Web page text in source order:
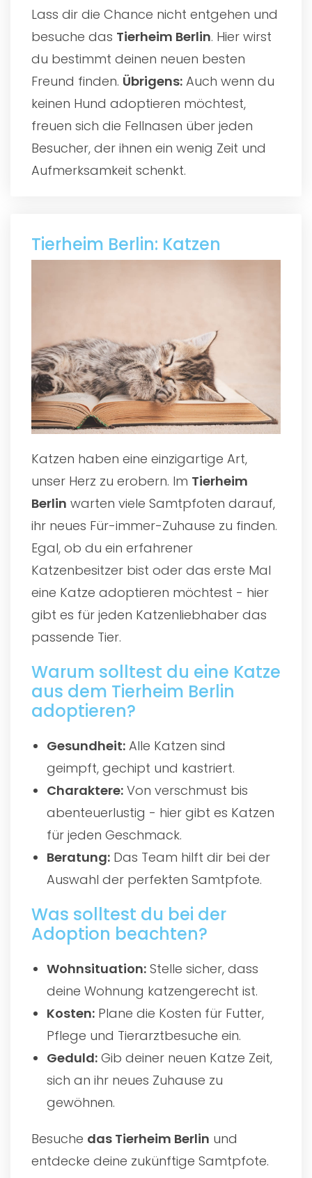
Lass dir die Chance nicht entgehen und
besuche das Tierheim Berlin. Hier wirst
du bestimmt deinen neuen besten
Freund finden. Übrigens: Auch wenn du
keinen Hund adoptieren möchtest,
freuen sich die Fellnasen über jeden
Besucher, der ihnen ein wenig Zeit und
Aufmerksamkeit schenkt.
Tierheim Berlin: Katzen
Katzen haben eine einzigartige Art,
unser Herz zu erobern. Im Tierheim
Berlin warten viele Samtpfoten darauf,
ihr neues Für-immer-Zuhause zu finden.
Egal, ob du ein erfahrener
Katzenbesitzer bist oder das erste Mal
eine Katze adoptieren möchtest - hier
gibt es für jeden Katzenliebhaber das
passende Tier.
Warum solltest du eine Katze
aus dem Tierheim Berlin
adoptieren?
Gesundheit: Alle Katzen sind
geimpft, gechipt und kastriert.
Charaktere: Von verschmust bis
abenteuerlustig - hier gibt es Katzen
für jeden Geschmack.
Beratung: Das Team hilft dir bei der
Auswahl der perfekten Samtpfote.
Was solltest du bei der
Adoption beachten?
Wohnsituation: Stelle sicher, dass
deine Wohnung katzengerecht ist.
Kosten: Plane die Kosten für Futter,
Pflege und Tierarztbesuche ein.
Geduld: Gib deiner neuen Katze Zeit,
sich an ihr neues Zuhause zu
gewöhnen.
Besuche das Tierheim Berlin und
entdecke deine zukünftige Samtpfote.